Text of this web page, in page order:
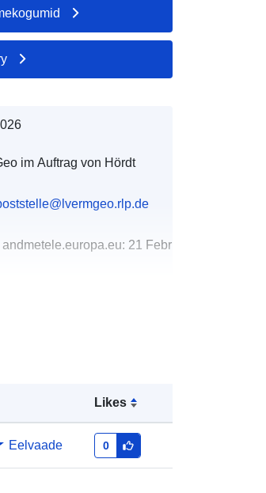
Likes
Eelvaade 0
im Auftrag von Hördt
andmetele.europa.eu: 21 February
88u/dataset/78